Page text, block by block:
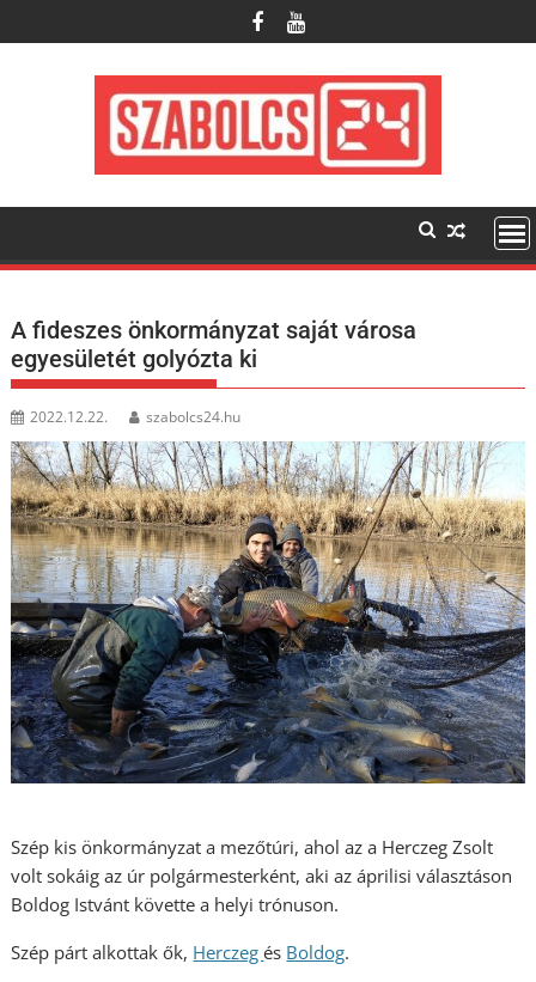
to
A fideszes önkormányzat saját városa
egyesületét golyózta ki
2022.12.22. szabolcs24.hu
Szép kis önkormányzat a mezőtúri, ahol az a Herczeg Zsolt
volt sokáig az úr polgármesterként, aki az áprilisi választáson
Boldog Istvánt követte a helyi trónuson.
Szép párt alkottak ők, Herczegés Boldog.